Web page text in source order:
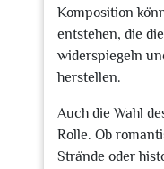
Komposition
entstehen, die
widerspiegeln
herstellen.
Auch die Wahl
Rolle. Ob
Strände oder